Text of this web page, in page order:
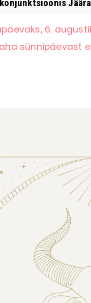
6.
sünnipäevast